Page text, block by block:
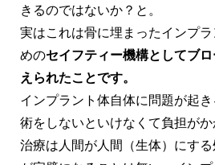
きるのではないか？と。
実はこれは骨に埋まったインプ
めのセイフティー機構としてブ
えられたことです。
インプラント体自体に問題が起
術をしないといけなくて負担が
治療は人間が人間（生体）にす